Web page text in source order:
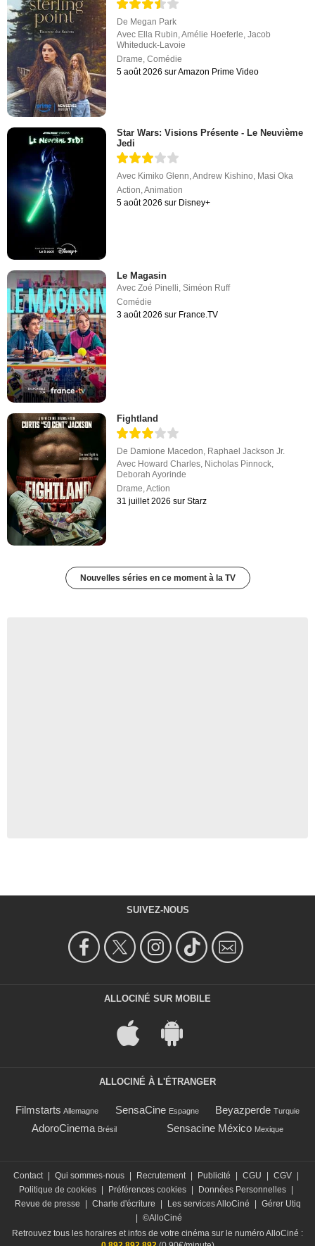
De Megan Park
Avec Ella Rubin,Amélie Hoeferle,Jacob
Whiteduck-Lavoie
Drame,Comédie
5 août 2026 sur Amazon Prime Video
Star Wars: Visions Présente - Le Neuvième
Jedi
Avec Kimiko Glenn ,Andrew Kishino Masi Oka
Action ,Animation
5 août 2026 sur Disney+
Le Magasin
AvecZoé Pinelli,Siméon Ruff
Comédie
3 août 2026 sur France.TV
Fightland
De Damione Macedon, Raphael Jackson Jr.
Avec Howard Charles, Nicholas Pinnock,
Deborah Ayorinde
Drame,Action
31 juillet 2026 sur Starz
Nouvelles séries en ce moment à la TV
SUIVEZ-NOUS
ALLOCINÉ SUR MOBILE
ALLOCINÉ À L'ÉTRANGER
Filmstarts Allemagne SensaCine Espagne Beyazperde Turquie
AdoroCinema Brésil Sensacine México Mexique
Contact Qui sommes-nous Recrutement Publicité CGU CGV
Politique de cookies
Préférences cookies Données Personnelles
Revue de presse
Charte d'écriture Les services AlloCiné
Gérer Utiq
©AlloCiné
Retrouvez tous les horaires et infos de votre cinéma sur le numéro AlloCiné :